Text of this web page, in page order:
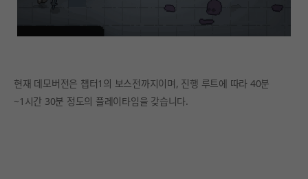
현재 데모버전은 챕터1의 보스전까지이며, 진행 루트에 따라 40분
~1시간 30분 정도의 플레이타임을 갖습니다.